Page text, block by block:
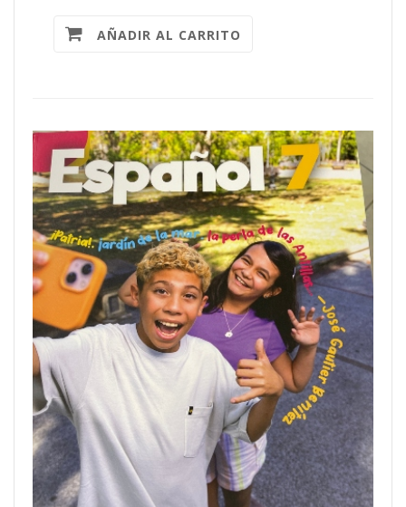
AÑADIR AL CARRITO